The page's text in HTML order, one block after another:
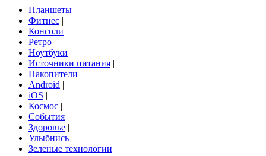
Планшеты |
Фитнес |
Консоли |
Ретро |
Ноутбуки |
Источники питания |
Накопители |
Android |
iOS |
Космос |
События |
Здоровье |
Улыбнись |
Зеленые технологии